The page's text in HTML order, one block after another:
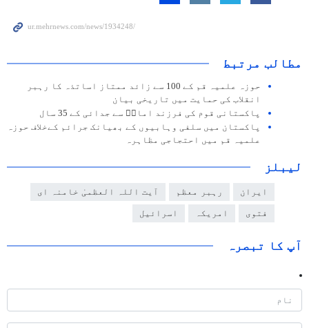
مطالب مرتبط
حوزہ علمیہ قم کے 100 سے زائد ممتاز اساتذہ کا رہبر
انقلاب کی حمایت میں تاریخی بیان
پاکستانی قوم کی فرزند امامؒ سے جدائی کے 35 سال
پاکستان میں سلفی وہابیوں کے بھیانک جرائم کےخلاف حوزہ
علمیہ قم میں احتجاجی مظاہرہ
لیبلز
ایران رہبر معظم آیت اللہ العظمیٰ خامنہ ای
فتوی امریکہ اسرائیل
آپ کا تبصرہ